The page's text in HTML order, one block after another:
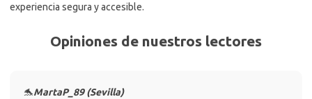
experiencia segura y accesible.
Opiniones de nuestros lectores
🐬MartaP_89 (Sevilla)